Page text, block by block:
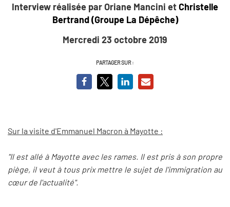
Interview réalisée par Oriane Mancini etChristelle
Bertrand (Groupe La Dépêche)
Mercredi 23 octobre 2019
PARTAGER SUR :
Sur la visite d'Emmanuel Macron à Mayotte :
"Il est allé à Mayotte avec les rames. Il est pris à son propre
piège, il veut à tous prix mettre le sujet de l'immigration au
cœur de l'actualité".